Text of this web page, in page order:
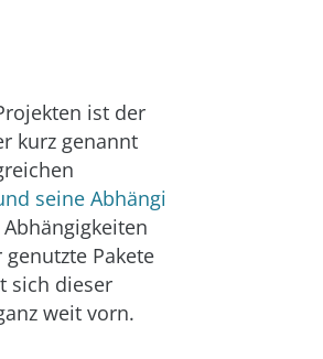
ist der
kurz genannt
seine Abhängi
Pakete
sich dieser
weit vorn.